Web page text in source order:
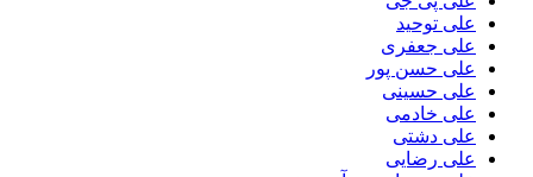
علی توحید
علی جعفری
علی حسن پور
علی حسینی
علی خادمی
علی دشتی
علی رضایی